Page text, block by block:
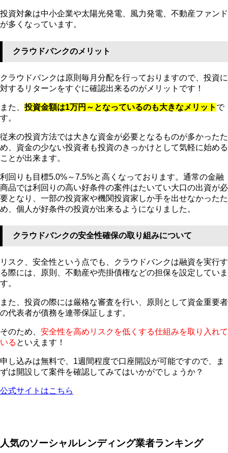
投資対象は中小企業や太陽光発電、風力発電、不動産ファンド
が多くなっています。
クラウドバンクのメリット
クラウドバンクは原則毎月分配を行っておりますので、投資に
対するリターンをすぐに確認出来るのがメリットです！
また、投資金額は1万円～となっているのも大きなメリット で
す。
従来の投資方法では大きな資金が必要となるものが多かったた
め、資金の少ない投資者も投資のきっかけとして気軽に始める
ことが出来ます。
利回りも目標5.0%～7.5%と高くなっております。通常の金融
商品では利回りの高い好条件の案件はたいてい大口の出資が必
要となり、一部の投資家や機関投資家しか手を出せなかったた
め、個人が好条件の投資が出来るようになりました。
クラウドバンクの安全性確保の取り組みについて
リスク、安全性という点でも、クラウドバンクは融資を実行す
る際には、原則、不動産や売掛債権などの担保を設定していま
す。
また、投資の際には厳格な審査を行い、原則として資金重要者
の代表者が債務を連帯保証します。
そのため、 安全性を高めリスクを低くする仕組みを取り入れて
いる といえます！
申し込みは無料で、1週間程度で口座開設が可能ですので、ま
ずは開設して案件を確認してみてはいかがでしょうか？
公式サイトはこちら
人気のソーシャルレンディング業者ランキング